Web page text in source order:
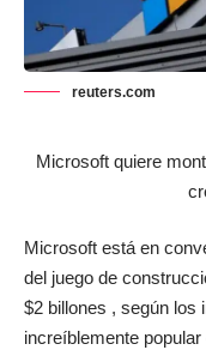
reuters.com
Microsoft quiere
Microsoft está en
del juego de
$2 billones , según los
increíblemente